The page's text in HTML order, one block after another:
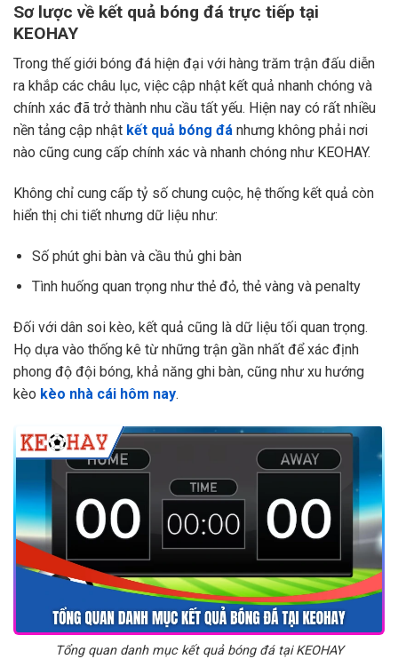
Sơ lược về kết quả bóng đá trực tiếp tại
KEOHAY
Trong thế giới bóng đá hiện đại với hàng trăm trận đấu diễn
ra khắp các châu lục, việc cập nhật kết quả nhanh chóng và
chính xác đã trở thành nhu cầu tất yếu. Hiện nay có rất nhiều
nền tảng cập nhật kết quả bóng đá nhưng không phải nơi
nào cũng cung cấp chính xác và nhanh chóng như KEOHAY.
Không chỉ cung cấp tỷ số chung cuộc, hệ thống kết quả còn
hiển thị chi tiết nhưng dữ liệu như:
Số phút ghi bàn và cầu thủ ghi bàn
Tình huống quan trọng như thẻ đỏ, thẻ vàng và penalty
Đối với dân soi kèo, kết quả cũng là dữ liệu tối quan trọng.
Họ dựa vào thống kê từ những trận gần nhất để xác định
phong độ đội bóng, khả năng ghi bàn, cũng như xu hướng
kèo kèo nhà cái hôm nay.
Tổng quan danh mục kết quả bóng đá tại KEOHAY